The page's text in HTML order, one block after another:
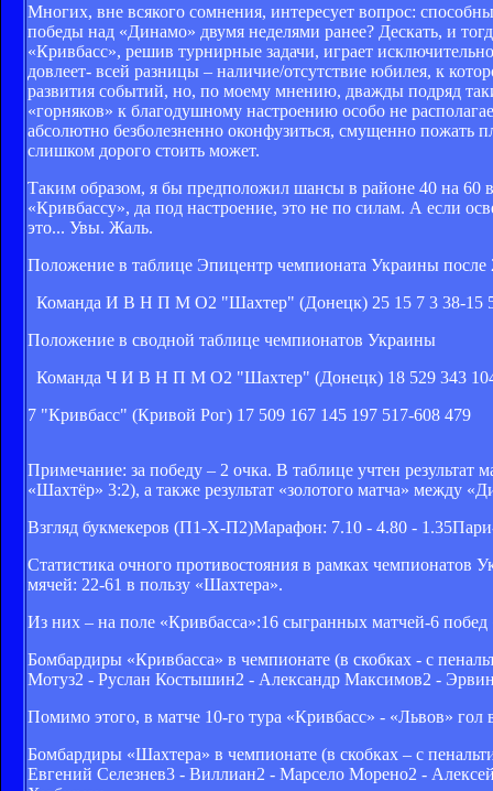
Многих, вне всякого сомнения, интересует вопрос:
победы над «Динамо» двумя неделями ранее? Дескать, и
«Кривбасс», решив турнирные задачи, играет
довлеет- всей разницы – наличие/отсутствие юбилея, к
развития событий, но, по моему мнению, дважды подряд
«горняков» к благодушному настроению особо не
абсолютно безболезненно оконфузиться, смущенно пожать
слишком дорого стоить может.
Таким образом, я бы предположил шансы в районе 40 на 60
«Кривбассу», да под настроение, это не по силам. А если
это... Увы. Жаль.
Положение в таблице Эпицентр чемпионата Украины после
Команда И В Н П М О2 "Шахтер" (Донецк) 25 15 7 3 38-15
Положение в сводной таблице чемпионатов Украины
Команда Ч И В Н П М О2 "Шахтер" (Донецк) 18 529 343 104
7 "Кривбасс" (Кривой Рог) 17 509 167 145 197 517-608 479
Примечание: за победу – 2 очка. В таблице учтен
«Шахтёр» 3:2), а также результат «золотого матча» между
Взгляд букмекеров (П1-Х-П2)Марафон: 7.10 - 4.80 -
Статистика очного противостояния в рамках чемпионатов
мячей: 22-61 в пользу «Шахтера».
Из них – на поле «Кривбасса»:16 сыгранных матчей-6
Бомбардиры «Кривбасса» в чемпионате (в скобках - с
Мотуз2 - Руслан Костышин2 - Александр Максимов2 -
Помимо этого, в матче 10-го тура «Кривбасс» - «Львов»
Бомбардиры «Шахтера» в чемпионате (в скобках – с
Евгений Селезнев3 - Виллиан2 - Марсело Морено2 -